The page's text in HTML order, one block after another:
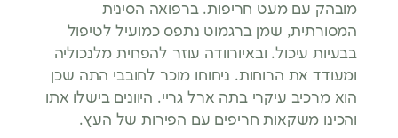
מובהק עם מעט חריפות. ברפואה הסינית
המסורתית, שמן ברגמוט נתפס כמועיל לטיפול
בבעיות עיכול. ובאיורוודה עוזר להפחית מלנכוליה
ומעודד את הרוחות. ניחוחו מוכר לחובבי התה שכן
הוא מרכיב עיקרי בתה ארל גריי. היוונים בישלו אתו
והכינו משקאות חריפים עם הפירות של העץ.